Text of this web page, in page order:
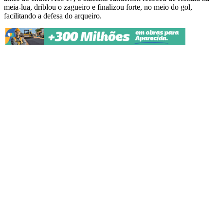
meia-lua, driblou o zagueiro e finalizou forte, no meio do gol,
facilitando a defesa do arqueiro.